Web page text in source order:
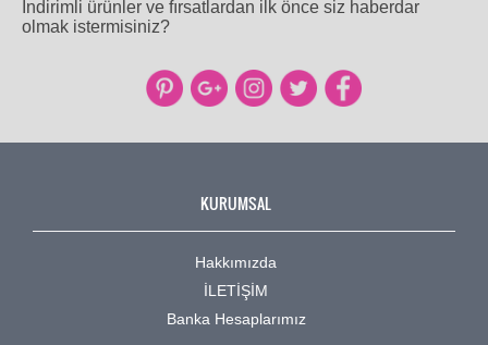
İndirimli ürünler ve fırsatlardan ilk önce siz haberdar
olmak istermisiniz?
KURUMSAL
Hakkımızda
İLETİŞİM
Banka Hesaplarımız